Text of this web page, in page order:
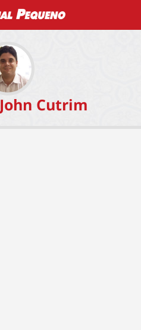
John Cutrim